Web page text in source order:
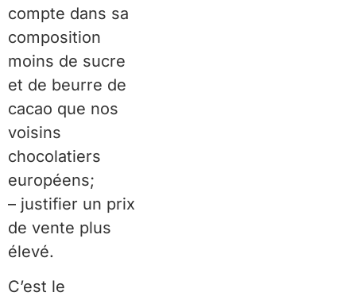
compte dans sa
composition
moins de sucre
et de beurre de
cacao que nos
voisins
chocolatiers
européens;
– justifier un prix
de vente plus
élevé.
C’est le